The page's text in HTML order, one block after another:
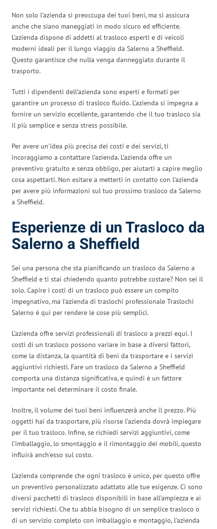
Non solo l’azienda si preoccupa dei tuoi beni, ma si assicura
anche che siano maneggiati in modo sicuro ed efficiente.
L’azienda dispone di addetti al trasloco esperti e di veicoli
moderni ideali per il lungo viaggio da Salerno a Sheffield.
Questo garantisce che nulla venga danneggiato durante il
trasporto.
Tutti i dipendenti dell’azienda sono esperti e formati per
garantire un processo di trasloco fluido. L’azienda si impegna a
fornire un servizio eccellente, garantendo che il tuo trasloco sia
il più semplice e senza stress possibile.
Per avere un’idea più precisa dei costi e dei servizi, ti
incoraggiamo a contattare l’azienda. L’azienda offre un
preventivo gratuito e senza obbligo, per aiutarti a capire meglio
cosa aspettarti. Non esitare a metterti in contatto con l’azienda
per avere più informazioni sul tuo prossimo trasloco da Salerno
a Sheffield.
Esperienze di un Trasloco da
Salerno a Sheffield
Sei una persona che sta pianificando un trasloco da Salerno a
Sheffield e ti stai chiedendo quanto potrebbe costare? Non sei il
solo. Capire i costi di un trasloco può essere un compito
impegnativo, ma l’azienda di traslochi professionale Traslochi
Salerno è qui per rendere le cose più semplici.
L’azienda offre servizi professionali di trasloco a prezzi equi. I
costi di un trasloco possono variare in base a diversi fattori,
come la distanza, la quantità di beni da trasportare e i servizi
aggiuntivi richiesti. Fare un trasloco da Salerno a Sheffield
comporta una distanza significativa, e quindi è un fattore
importante nel determinare il costo finale.
Inoltre, il volume dei tuoi beni influenzerà anche il prezzo. Più
oggetti hai da trasportare, più risorse l’azienda dovrà impiegare
per il tuo trasloco. Infine, se richiedi servizi aggiuntivi, come
l’imballaggio, lo smontaggio e il rimontaggio dei mobili, questo
influirà anch’esso sul costo.
L’azienda comprende che ogni trasloco è unico, per questo offre
un preventivo personalizzato adattato alle tue esigenze. Ci sono
diversi pacchetti di trasloco disponibili in base all’ampiezza e ai
servizi richiesti. Che tu abbia bisogno di un semplice trasloco o
di un servizio completo con imballaggio e montaggio, l’azienda